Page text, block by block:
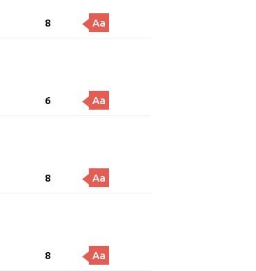
8 Aa
6 Aa
8 Aa
8 Aa